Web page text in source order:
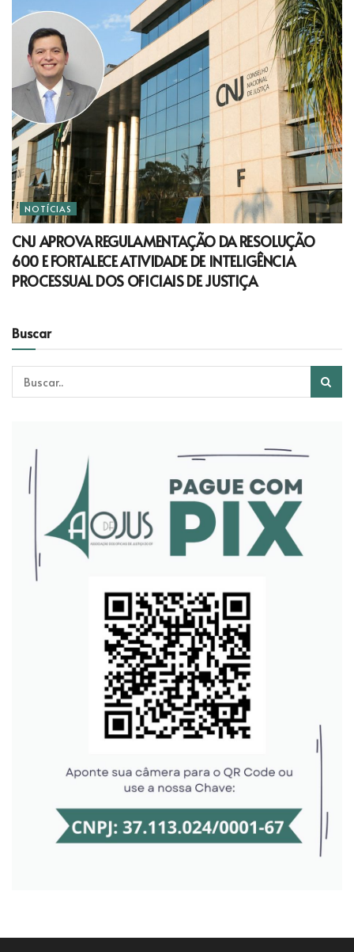
NOTÍCIAS
CNJ APROVA REGULAMENTAÇÃO DA RESOLUÇÃO
600 E FORTALECE ATIVIDADE DE INTELIGÊNCIA
PROCESSUAL DOS OFICIAIS DE JUSTIÇA
Buscar